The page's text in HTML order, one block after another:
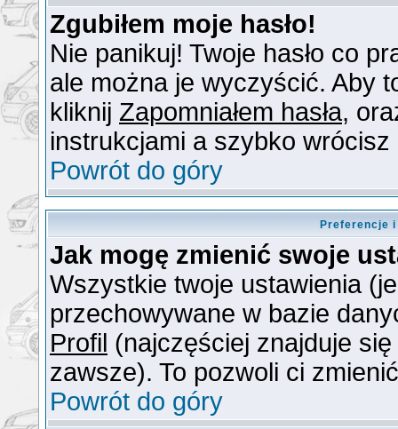
Zgubiłem moje hasło!
Nie panikuj! Twoje hasło co
ale można je wyczyścić. Aby
kliknij Zapomniałem hasła,
instrukcjami a szybko wrócisz
Powrót do góry
Preferencje
Jak mogę zmienić swoje
Wszystkie twoje ustawienia
przechowywane w bazie
Profil (najczęściej znajduje
zawsze). To pozwoli ci
Powrót do góry